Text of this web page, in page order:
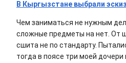
В Кыргызстане выбрали
Чем заниматься не нужным
сложные предметы на нет. От
сшита не по стандарту.
тогда в поясе три моей